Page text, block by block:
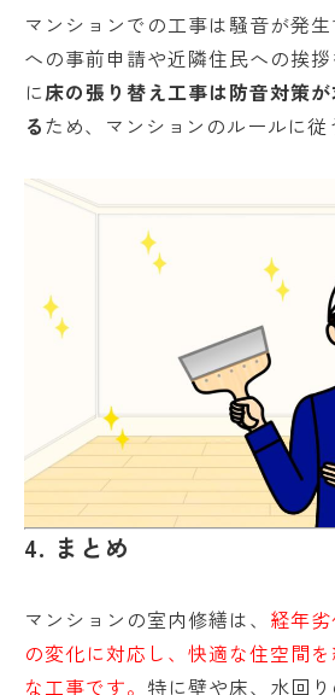
マンションでの工事は騒音が発
への事前申請や近隣住民への挨
に床の張り替え工事は防音対策
るため、マンションのルールに従
4. まとめ
マンションの室内修繕は、 経年
の変化に対応し、快適な住空間
な工事です。 特に壁や床、水回